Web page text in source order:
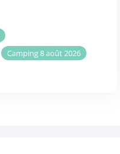
Camping 8 août 2026